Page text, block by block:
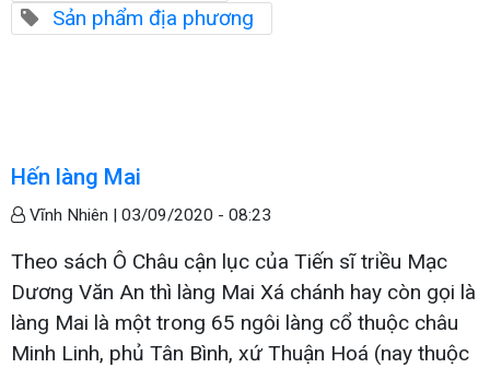
Sản phẩm địa phương
Hến làng Mai
Vĩnh Nhiên | 03/09/2020 - 08:23
Theo sách Ô Châu cận lục của Tiến sĩ triều Mạc
Dương Văn An thì làng Mai Xá chánh hay còn gọi là
làng Mai là một trong 65 ngôi làng cổ thuộc châu
Minh Linh, phủ Tân Bình, xứ Thuận Hoá (nay thuộc